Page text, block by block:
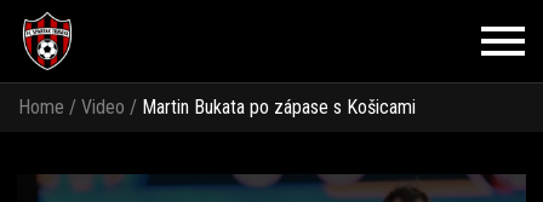
Home / Video / Martin Bukata po zápase s Košicami